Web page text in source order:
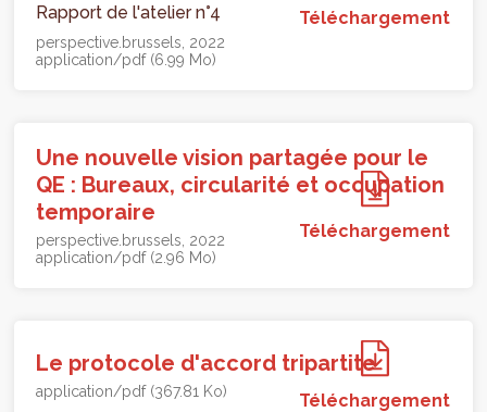
Rapport de l'atelier n°4
perspective.brussels 2022
application/pdf (6.99 Mo)
Téléchargement
Une nouvelle vision partagée pour le
QE : Bureaux, circularité et occupation
temporaire
perspective.brussels 2022
application/pdf (2.96 Mo)
Téléchargement
Le protocole d'accord tripartite
application/pdf (367.81 Ko) Téléchargement